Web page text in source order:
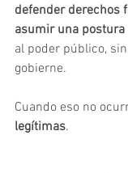
defender derechos
asumir una
al poder público,
gobierne.
Cuando eso no
legítimas.